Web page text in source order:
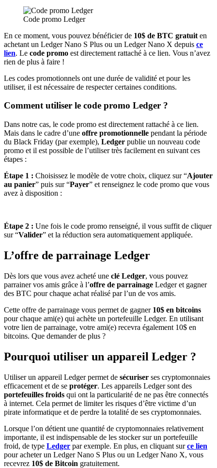
Code promo Ledger
En ce moment, vous pouvez bénéficier de 10$ de BTC gratuit en
achetant un Ledger Nano S Plus ou un Ledger Nano X depuis ce
lien. Le code promo est directement rattaché à ce lien. Vous n’avez
rien de plus à faire !
Les codes promotionnels ont une durée de validité et pour les
utiliser, il est nécessaire de respecter certaines conditions.
Comment utiliser le code promo Ledger ?
Dans notre cas, le code promo est directement rattaché à ce lien.
Mais dans le cadre d’une offre promotionnelle pendant la période
du Black Friday (par exemple), Ledger publie un nouveau code
promo et il est possible de l’utiliser très facilement en suivant ces
étapes :
Étape 1 : Choisissez le modèle de votre choix, cliquez sur “Ajouter
au panier” puis sur “Payer” et renseignez le code promo que vous
avez à disposition :
Étape 2 : Une fois le code promo renseigné, il vous suffit de cliquer
sur “Valider” et la réduction sera automatiquement appliquée.
L’offre de parrainage Ledger
Dès lors que vous avez acheté une clé Ledger, vous pouvez
parrainer vos amis grâce à l’offre de parrainage Ledger et gagner
des BTC pour chaque achat réalisé par l’un de vos amis.
Cette offre de parrainage vous permet de gagner 10$ en bitcoins
pour chaque ami(e) qui achète un portefeuille Ledger. En utilisant
votre lien de parrainage, votre ami(e) recevra également 10$ en
bitcoins. Que demander de plus ?
Pourquoi utiliser un appareil Ledger ?
Utiliser un appareil Ledger permet de sécuriser ses cryptomonnaies
efficacement et de se protéger. Les appareils Ledger sont des
portefeuilles froids qui ont la particularité de ne pas être connectés
à internet. Cela permet de limiter les risques d’être victime d’un
pirate informatique et de perdre la totalité de ses cryptomonnaies.
Lorsque l’on détient une quantité de cryptomonnaies relativement
importante, il est indispensable de les stocker sur un portefeuille
froid, de type Ledger par exemple. En plus, en cliquant surce lien
pour acheter un Ledger Nano S Plus ou un Ledger Nano X, vous
recevrez 10$ de Bitcoin gratuitement.